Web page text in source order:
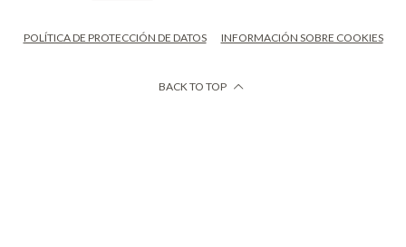
POLÍTICA DE PROTECCIÓN DE DATOS INFORMACIÓN SOBRE COOKIES
BACK TO TOP